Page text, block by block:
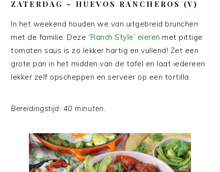
ZATERDAG – HUEVOS RANCHEROS (V)
In het weekend houden we van uitgebreid brunchen
met de familie. Deze ‘Ranch Style’ eieren met pittige
tomaten saus is zo lekker hartig en vullend! Zet een
grote pan in het midden van de tafel en laat iedereen
lekker zelf opscheppen en serveer op een tortilla.
Bereidingstijd: 40 minuten.